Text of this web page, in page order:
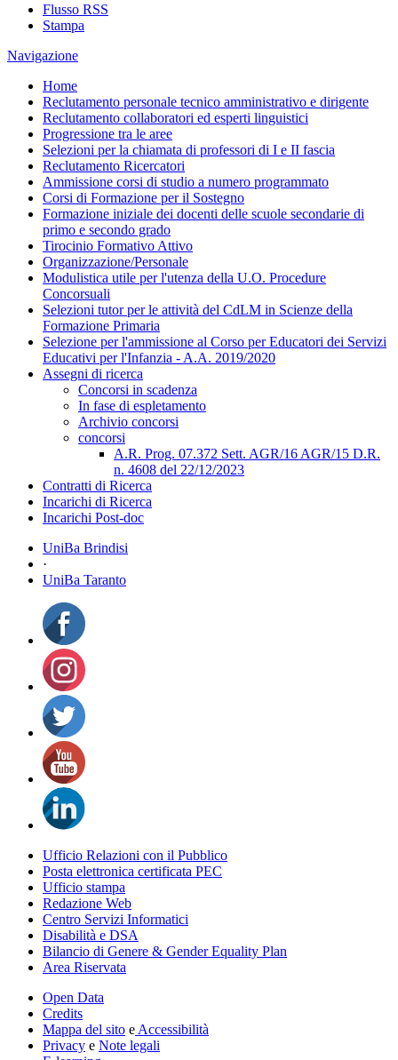
Flusso RSS
Stampa
Navigazione
Home
Reclutamento personale tecnico amministrativo e dirigente
Reclutamento collaboratori ed esperti linguistici
Progressione tra le aree
Selezioni per la chiamata di professori di I e II fascia
Reclutamento Ricercatori
Ammissione corsi di studio a numero programmato
Corsi di Formazione per il Sostegno
Formazione iniziale dei docenti delle scuole secondarie di
primo e secondo grado
Tirocinio Formativo Attivo
Organizzazione/Personale
Modulistica utile per l'utenza della U.O. Procedure
Concorsuali
Selezioni tutor per le attività del CdLM in Scienze della
Formazione Primaria
Selezione per l'ammissione al Corso per Educatori dei Servizi
Educativi per l'Infanzia - A.A. 2019/2020
Assegni di ricerca
Concorsi in scadenza
In fase di espletamento
Archivio concorsi
concorsi
A.R. Prog. 07.372 Sett. AGR/16 AGR/15 D.R.
n. 4608 del 22/12/2023
Contratti di Ricerca
Incarichi di Ricerca
Incarichi Post-doc
UniBa Brindisi
·
UniBa Taranto
Ufficio Relazioni con il Pubblico
Posta elettronica certificata PEC
Ufficio stampa
Redazione Web
Centro Servizi Informatici
Disabilità e DSA
Bilancio di Genere & Gender Equality Plan
Area Riservata
Open Data
Credits
Mappa del sito e Accessibilità
Privacy e Note legali